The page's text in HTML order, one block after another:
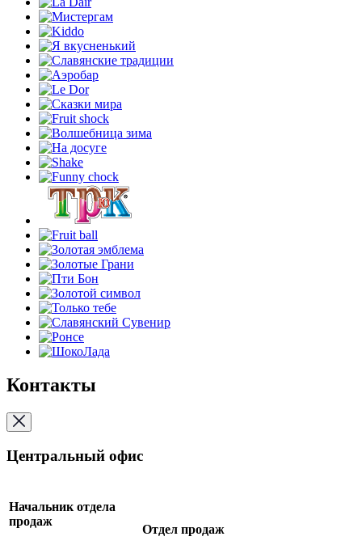
Контакты
Центральный офис
Начальник отдела
продаж
Отдел продаж